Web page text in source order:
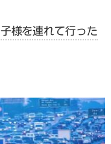
様を連れて行った